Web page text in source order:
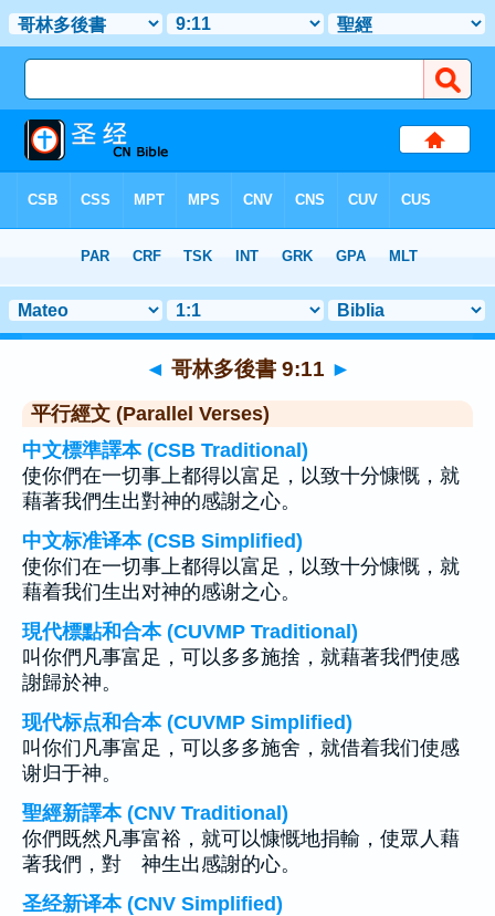
章 9 > 聖經金句 11
◄ 哥林多後書 9:11 ►
平行經文 (Parallel Verses)
中文標準譯本 (CSB Traditional)
使你們在一切事上都得以富足，以致十分慷慨，就
藉著我們生出對神的感謝之心。
中文标准译本 (CSB Simplified)
使你们在一切事上都得以富足，以致十分慷慨，就
藉着我们生出对神的感谢之心。
現代標點和合本 (CUVMP Traditional)
叫你們凡事富足，可以多多施捨，就藉著我們使感
謝歸於神。
现代标点和合本 (CUVMP Simplified)
叫你们凡事富足，可以多多施舍，就借着我们使感
谢归于神。
聖經新譯本 (CNV Traditional)
你們既然凡事富裕，就可以慷慨地捐輸，使眾人藉
著我們，對 神生出感謝的心。
圣经新译本 (CNV Simplified)